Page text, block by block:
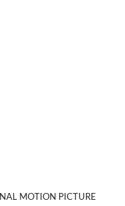
MOTION PICTURE